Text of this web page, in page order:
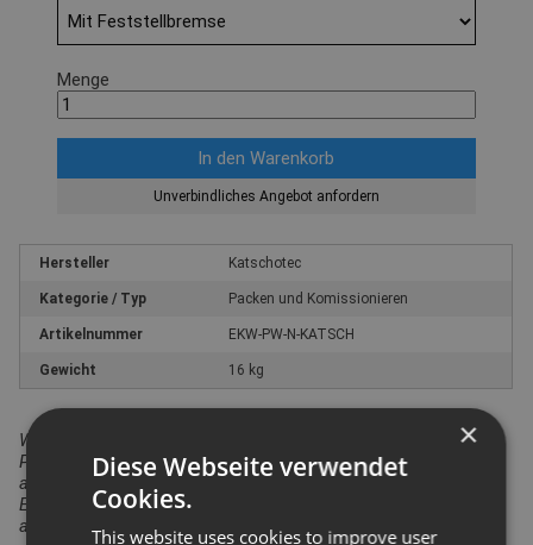
Menge
Unverbindliches Angebot anfordern
Hersteller Katschotec
Kategorie / Typ Packen und Komissionieren
Artikelnummer EKW-PW-N-KATSCH
Gewicht 16 kg
Wir weisen darauf hin, dass in Bezug auf die
Produktsicherheitsverordnung das hier angebotene Produkt
ausschließlich für den gewerblichen Einsatz vorgesehen ist.
Ein Einsatz durch Verbraucher i.S. v. § 13 BGB ist
auszuschließen.
×
Diese Webseite verwendet
Cookies.
This website uses cookies to improve user